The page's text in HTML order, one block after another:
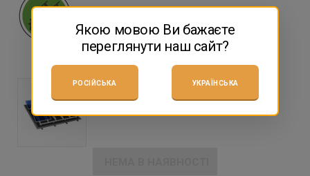
КОМПЛЕКТ ДЛЯ ПЛОСКОГО
ДАХУ НА 26 МОДУЛІВ, АЛЮМІНІЙ
Якою мовою Ви бажаєте
переглянути наш сайт?
РОСІЙСЬКА УКРАЇНСЬКА